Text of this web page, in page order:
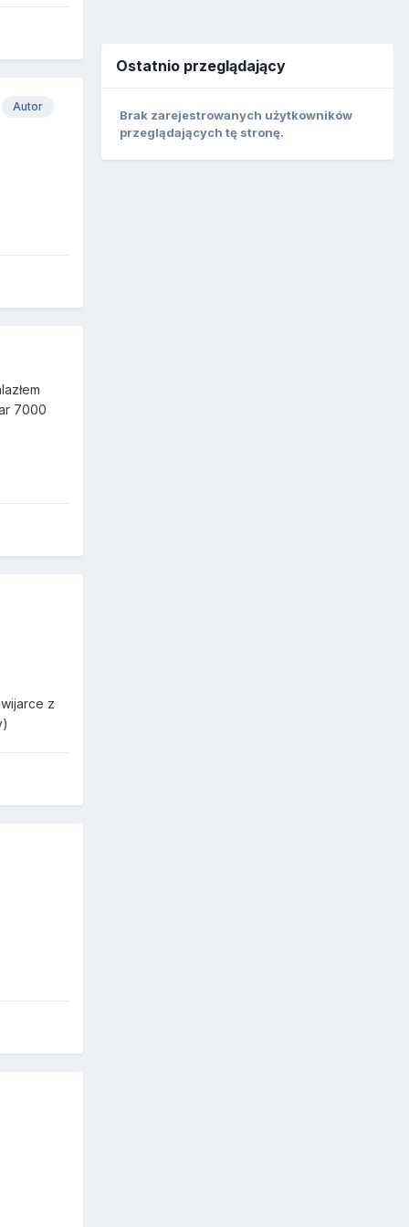
Autor
7000
z
Ostatnio przeglądający
Brak zarejestrowanych użytkowników
przeglądających tę stronę.